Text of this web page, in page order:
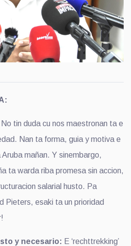
tin duda cu nos maestronan ta e
Nan ta forma, guia y motiva e
mañan. Y sinembargo,
ta warda riba promesa sin accion,
salarial husto. Pa
Pieters, esaki ta un prioridad
y necesario: E ‘rechttrekking’